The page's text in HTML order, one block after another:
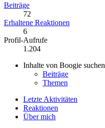
Beiträge
72
Erhaltene Reaktionen
6
Profil-Aufrufe
1.204
Inhalte von Boogie suchen
Beiträge
Themen
Letzte Aktivitäten
Reaktionen
Über mich